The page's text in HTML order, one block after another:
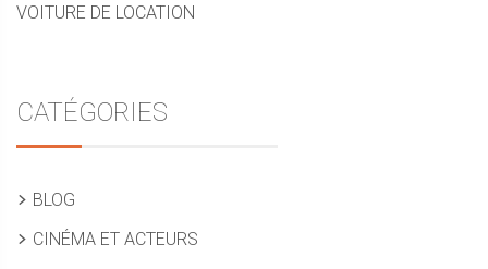
VOITURE DE LOCATION
CATÉGORIES
BLOG
CINÉMA ET ACTEURS